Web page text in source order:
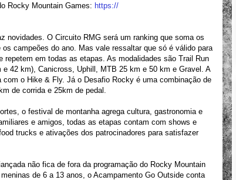
Rocky Mountain Games: https://
novidades. O Circuito RMG será um ranking que soma os
campeões do ano. Mas vale ressaltar que só é válido para
repetem em todas as etapas. As modalidades são Trail Run
42 km), Canicross, Uphill, MTB 25 km e 50 km e Gravel. A
com o Hike & Fly. Já o Desafio Rocky é uma combinação de
de corrida e 25km de pedal.
o festival de montanha agrega cultura, gastronomia e
e amigos, todas as etapas contam com shows e
trucks e ativações dos patrocinadores para satisfazer
não fica de fora da programação do Rocky Mountain
de 6 a 13 anos, o Acampamento Go Outside conta